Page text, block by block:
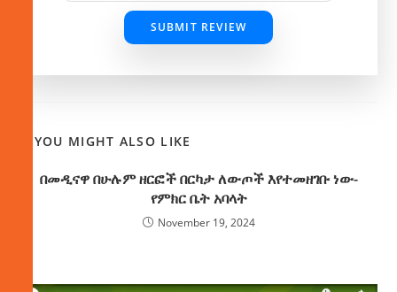
SUBMIT REVIEW
YOU MIGHT ALSO LIKE
በመዲናዋ በሁሉም ዘርፎች በርካታ ለውጦች እየተመዘገቡ ነው-
የምክር ቤት አባላት
November 19, 2024